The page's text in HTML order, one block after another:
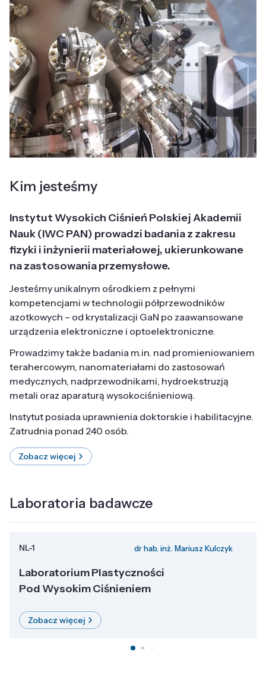
Kim jesteśmy
Instytut Wysokich Ciśnień Polskiej Akademii
Nauk (IWC PAN) prowadzi badania z zakresu
fizyki i inżynierii materiałowej, ukierunkowane
na zastosowania przemysłowe.
Jesteśmy unikalnym ośrodkiem z pełnymi
kompetencjami w technologii półprzewodników
azotkowych – od krystalizacji GaN po zaawansowane
urządzenia elektroniczne i optoelektroniczne.
Prowadzimy także badania m.in. nad promieniowaniem
terahercowym, nanomateriałami do zastosowań
medycznych, nadprzewodnikami, hydroekstruzją
metali oraz aparaturą wysokociśnieniową.
Instytut posiada uprawnienia doktorskie i habilitacyjne.
Zatrudnia ponad 240 osób.
Zobacz więcej
Laboratoria badawcze
NL-1 dr hab. inż. Mariusz Kulczyk
Laboratorium Plastyczności
Pod Wysokim Ciśnieniem
Zobacz więcej